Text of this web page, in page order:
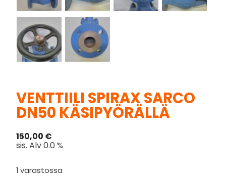
VENTTIILI SPIRAX SARCO
DN50 KÄSIPYÖRÄLLÄ
150,00 €
sis. Alv 0.0 %
1 varastossa